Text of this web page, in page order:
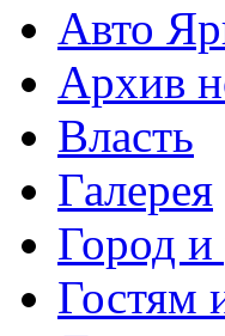
Авто
Архив
Власть
Галерея
Город и
Гостям